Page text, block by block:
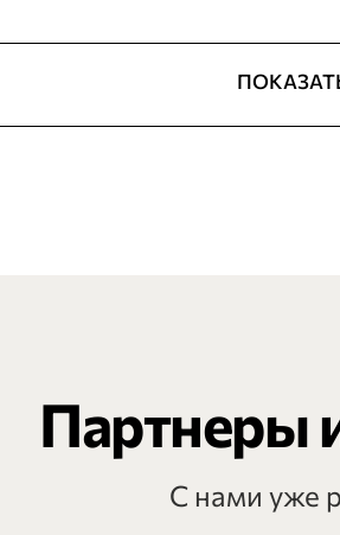
Партнеры
С нами уже